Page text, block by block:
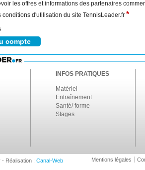
les offres et informations des partenaires
conditions d'utilisation du site TennisLeader.fr *
INFOS PRATIQUES
Matériel
Entraînement
Santé/ forme
Stages
Réalisation : Canal-Web Mentions légales